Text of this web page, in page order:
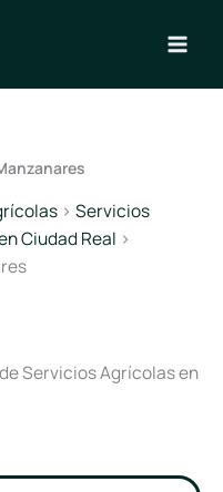
> Servicios
Ciudad Real >
Servicios Agrícolas en